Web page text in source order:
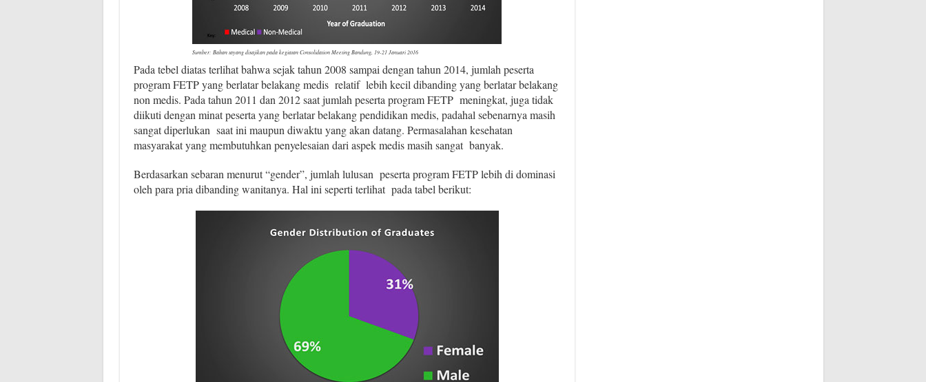
Sumber: Bahan tayang disajikan pada kegiatan Consolidation Meeting Bandung, 19-21 Januari 2016
Pada tebel diatas terlihat bahwa sejak tahun 2008 sampai dengan tahun 2014, jumlah peserta
program FETP yang berlatar belakang medis relatif lebih kecil dibanding yang berlatar belakang
non medis. Pada tahun 2011 dan 2012 saat jumlah peserta program FETP meningkat, juga tidak
diikuti dengan minat peserta yang berlatar belakang pendidikan medis, padahal sebenarnya masih
sangat diperlukan saat ini maupun diwaktu yang akan datang. Permasalahan kesehatan
masyarakat yang membutuhkan penyelesaian dari aspek medis masih sangat banyak.
Berdasarkan sebaran menurut “gender”, jumlah lulusan peserta program FETP lebih di dominasi
oleh para pria dibanding wanitanya. Hal ini seperti terlihat pada tabel berikut: